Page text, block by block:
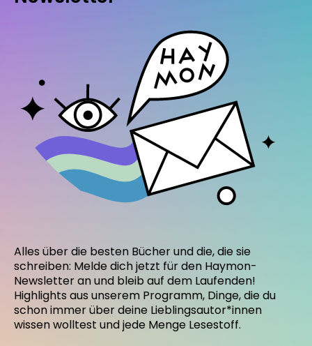
Alles über die besten Bücher und die, die sie
schreiben: Melde dich jetzt für den Haymon-
Newsletter an und bleib auf dem Laufenden!
Highlights aus unserem Programm, Dinge, die du
schon immer über deine Lieblingsautor*innen
wissen wolltest und jede Menge Lesestoff.